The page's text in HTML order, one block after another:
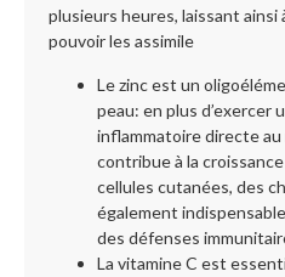
plusieurs heures, laissant ainsi
pouvoir les assimile
Le zinc est un
peau: en plus d’exercer
inflammatoire directe au
contribue à la
cellules cutanées, des
également
des défenses
La vitamine C est